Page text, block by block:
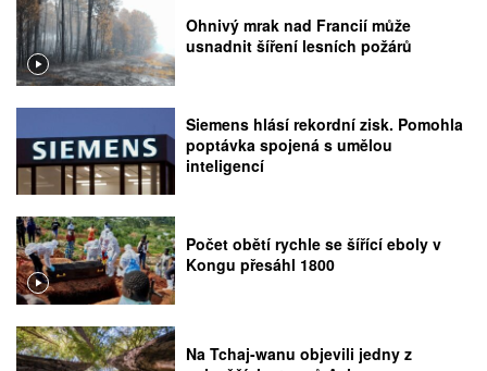
Ohnivý mrak nad Francií může
usnadnit šíření lesních požárů
Siemens hlásí rekordní zisk. Pomohla
poptávka spojená s umělou
inteligencí
Počet obětí rychle se šířící eboly v
Kongu přesáhl 1800
Na Tchaj-wanu objevili jedny z